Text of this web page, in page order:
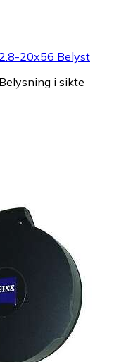
20x56 Belyst
i sikte